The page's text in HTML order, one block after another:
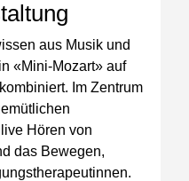
aus Musik und
«Mini-Mozart» auf
Im Zentrum
Hören von
das Bewegen,